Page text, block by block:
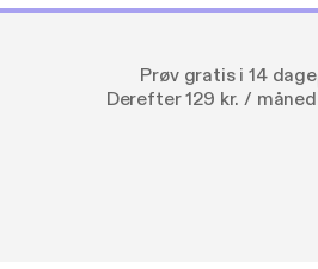
Prøv gratis i 14 dage
Derefter 129 kr. / måned